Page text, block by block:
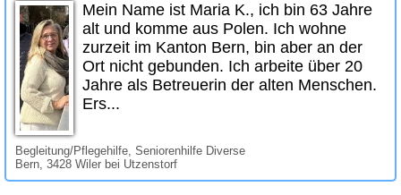
Mein Name ist Maria K., ich bin 63 Jahre
alt und komme aus Polen. Ich wohne
zurzeit im Kanton Bern, bin aber an der
Ort nicht gebunden. Ich arbeite über 20
Jahre als Betreuerin der alten Menschen.
Ers...
Begleitung/Pflegehilfe, Seniorenhilfe Diverse
Bern, 3428 Wiler bei Utzenstorf